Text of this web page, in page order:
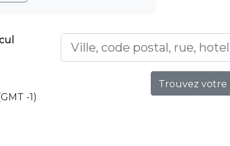
-1)
Trouvez votre